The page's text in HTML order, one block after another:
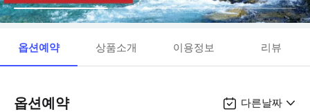
옵션예약 상품소개 이용정보 리뷰
옵션예약 다른날짜